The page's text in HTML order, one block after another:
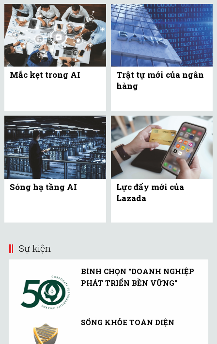
Mắc kẹt trong AI
Trật tự mới của ngân
hàng
Sóng hạ tầng AI
Lực đẩy mới của
Lazada
Sự kiện
BÌNH CHỌN "DOANH NGHIỆP
PHÁT TRIỂN BỀN VỮNG"
SỐNG KHỎE TOÀN DIỆN